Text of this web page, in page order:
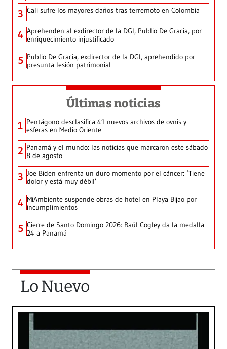
3 Cali sufre los mayores daños tras terremoto en Colombia
4 Aprehenden al exdirector de la DGI, Publio De Gracia, por
enriquecimiento injustificado
5 Publio De Gracia, exdirector de la DGI, aprehendido por
presunta lesión patrimonial
Últimas noticias
1 Pentágono desclasifica 41 nuevos archivos de ovnis y
esferas en Medio Oriente
2 Panamá y el mundo: las noticias que marcaron este sábado
8 de agosto
3 Joe Biden enfrenta un duro momento por el cáncer: ‘Tiene
dolor y está muy débil’
4 MiAmbiente suspende obras de hotel en Playa Bijao por
incumplimientos
5 Cierre de Santo Domingo 2026: Raúl Cogley da la medalla
24 a Panamá
Lo Nuevo